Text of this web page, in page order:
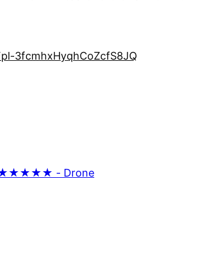
3fcmhxHyqhCoZcfS8JQ
] ★★★★★ - Drone